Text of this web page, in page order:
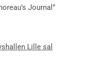
Journal”
Lille sal